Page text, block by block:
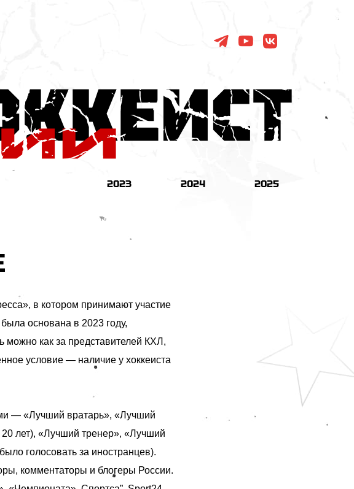
2023 2024 2025
в котором принимают участие
основана в 2023 году,
можно как за представителей КХЛ,
условие — наличие у хоккеиста
— «Лучший вратарь», «Лучший
лет), «Лучший тренер», «Лучший
голосовать за иностранцев).
комментаторы и блогеры России.